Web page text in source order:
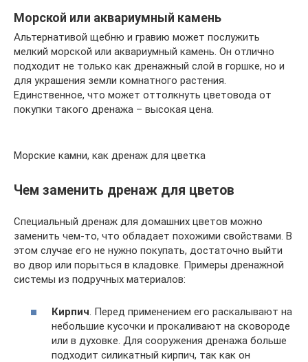
Морской или аквариумный камень
Альтернативой щебню и гравию может послужить
мелкий морской или аквариумный камень. Он отлично
подходит не только как дренажный слой в горшке, но и
для украшения земли комнатного растения.
Единственное, что может оттолкнуть цветовода от
покупки такого дренажа – высокая цена.
Морские камни, как дренаж для цветка
Чем заменить дренаж для цветов
Специальный дренаж для домашних цветов можно
заменить чем-то, что обладает похожими свойствами. В
этом случае его не нужно покупать, достаточно выйти
во двор или порыться в кладовке. Примеры дренажной
системы из подручных материалов:
Кирпич . Перед применением его раскалывают на
небольшие кусочки и прокаливают на сковороде
или в духовке. Для сооружения дренажа больше
подходит силикатный кирпич, так как он